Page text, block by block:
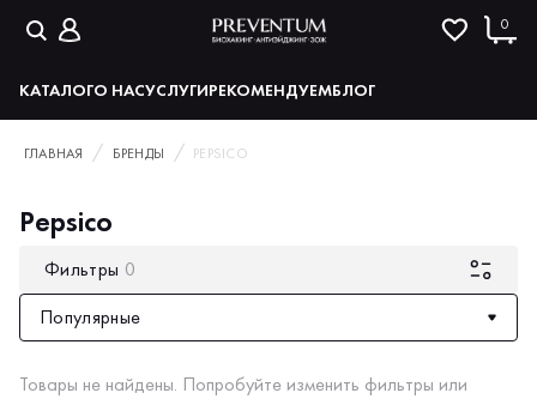
0
КАТАЛОГО НАСУСЛУГИРЕКОМЕНДУЕМБЛОГ
ГЛАВНАЯ БРЕНДЫ PEPSICO
Pepsico
Фильтры 0
Популярные
Товары не найдены. Попробуйте изменить фильтры или